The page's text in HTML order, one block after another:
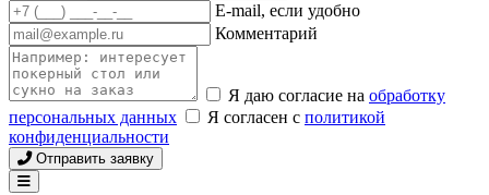
E-mail, если удобно
Комментарий
Я даю согласие на обработку
персональных данных
Я согласен с политикой
конфиденциальности
Отправить заявку